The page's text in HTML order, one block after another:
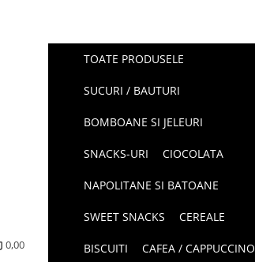
0,00
TOATE PRODUSELE
SUCURI / BAUTURI
BOMBOANE SI JELEURI
SNACKS-URI CIOCOLATA
NAPOLITANE SI BATOANE
SWEET SNACKS CEREALE
BISCUITI CAFEA / CAPPUCCINO